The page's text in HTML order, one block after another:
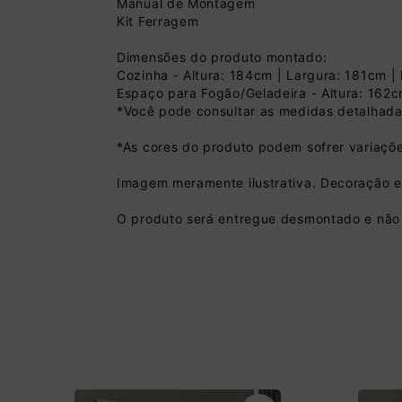
Pix
(10 % de desconto)
Manual de Montagem
Kit Ferragem
Dimensões do produto montado:
Cozinha - Altura: 184cm | Largura: 181cm
Espaço para Fogão/Geladeira - Altura:
*Você pode consultar as medidas
*As cores do produto podem sofrer
Imagem meramente ilustrativa. Decoração
O produto será entregue desmontado e